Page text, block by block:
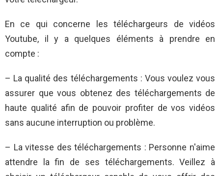
En ce qui concerne les téléchargeurs de vidéos
Youtube, il y a quelques éléments à prendre en
compte :
– La qualité des téléchargements : Vous voulez vous
assurer que vous obtenez des téléchargements de
haute qualité afin de pouvoir profiter de vos vidéos
sans aucune interruption ou problème.
– La vitesse des téléchargements : Personne n'aime
attendre la fin de ses téléchargements. Veillez à